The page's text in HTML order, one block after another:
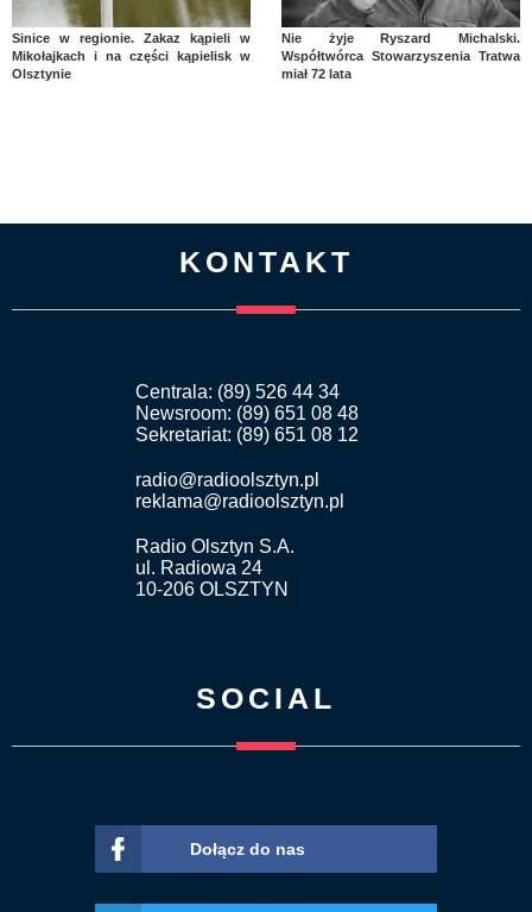
Sinice w regionie. Zakaz kąpieli w
Mikołajkach i na części kąpielisk w
Olsztynie
Nie żyje Ryszard Michalski.
Współtwórca Stowarzyszenia Tratwa
miał 72 lata
KONTAKT
Centrala: (89) 526 44 34
Newsroom: (89) 651 08 48
Sekretariat: (89) 651 08 12
radio@radioolsztyn.pl
reklama@radioolsztyn.pl
Radio Olsztyn S.A.
ul. Radiowa 24
10-206 OLSZTYN
SOCIAL
Dołącz do nas